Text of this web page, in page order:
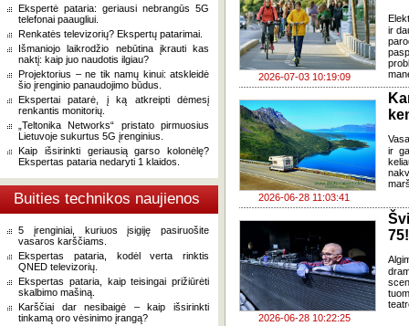
Ekspertė pataria: geriausi nebrangūs 5G
telefonai paaugliui.
Renkatės televizorių? Ekspertų patarimai.
Išmaniojo laikrodžio nebūtina įkrauti kas
naktį: kaip juo naudotis ilgiau?
Projektorius – ne tik namų kinui: atskleidė
šio įrenginio panaudojimo būdus.
Ekspertai patarė, į ką atkreipti dėmesį
renkantis monitorių.
„Teltonika Networks“ pristato pirmuosius
Lietuvoje sukurtus 5G įrenginius.
Kaip išsirinkti geriausią garso kolonėlę?
Ekspertas pataria nedaryti 1 klaidos.
Buities technikos naujienos
5 įrenginiai, kuriuos įsigiję pasiruošite
vasaros karščiams.
Ekspertas pataria, kodėl verta rinktis
QNED televizorių.
Ekspertas pataria, kaip teisingai prižiūrėti
skalbimo mašiną.
Karščiai dar nesibaigė – kaip išsirinkti
tinkamą oro vėsinimo įrangą?
2026-07-03 10:19:09
ir
2026-06-28 11:03:41
ir
2026-06-28 10:22:25
75!